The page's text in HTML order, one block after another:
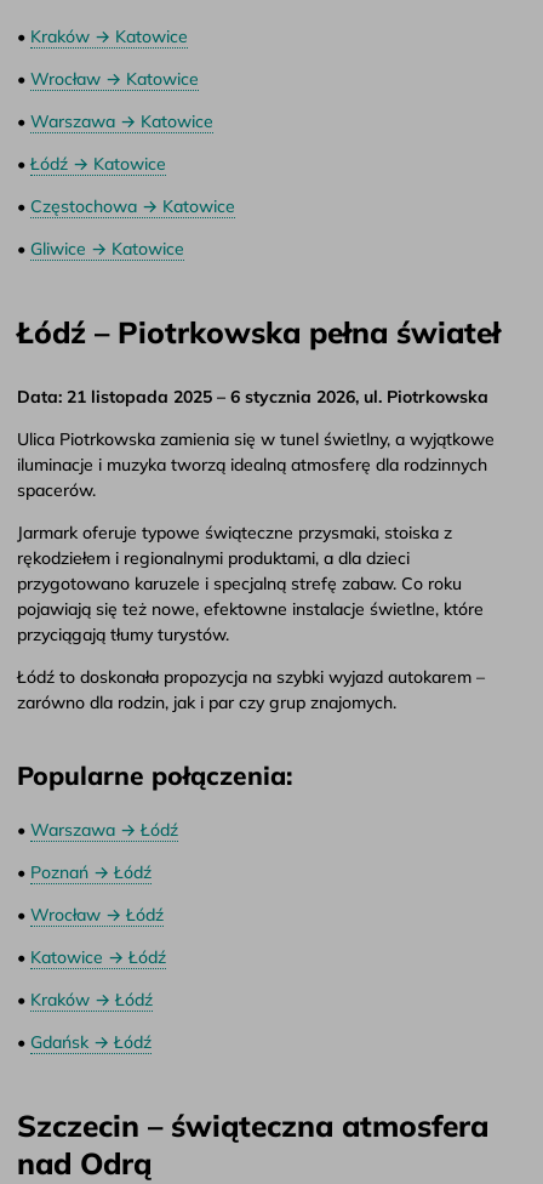
• Kraków → Katowice
• Wrocław → Katowice
• Warszawa → Katowice
• Łódź → Katowice
• Częstochowa → Katowice
• Gliwice → Katowice
Łódź – Piotrkowska pełna świateł
Data: 21 listopada 2025 – 6 stycznia 2026, ul. Piotrkowska
Ulica Piotrkowska zamienia się w tunel świetlny, a wyjątkowe
iluminacje i muzyka tworzą idealną atmosferę dla rodzinnych
spacerów.
Jarmark oferuje typowe świąteczne przysmaki, stoiska z
rękodziełem i regionalnymi produktami, a dla dzieci
przygotowano karuzele i specjalną strefę zabaw. Co roku
pojawiają się też nowe, efektowne instalacje świetlne, które
przyciągają tłumy turystów.
Łódź to doskonała propozycja na szybki wyjazd autokarem –
zarówno dla rodzin, jak i par czy grup znajomych.
Popularne połączenia:
• Warszawa → Łódź
• Poznań → Łódź
• Wrocław → Łódź
• Katowice → Łódź
• Kraków → Łódź
• Gdańsk → Łódź
Szczecin – świąteczna atmosfera
nad Odrą